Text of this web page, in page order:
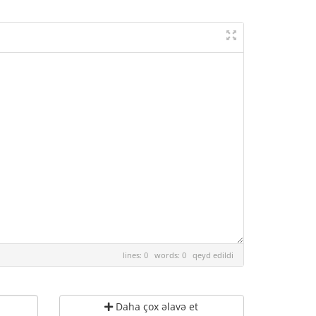
lines: 0 words: 0 qeyd edildi
Daha çox əlavə et